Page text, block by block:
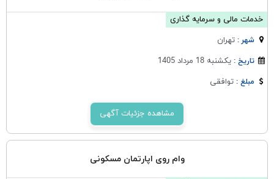
خدمات مالی و سرمایه گذاری
شهر :تهران
تاریخ :یکشنبه 18 مرداد 1405
مبلغ :توافقی
مشاهده جزئیات آگهی
وام روی اپارتمان مسکونی